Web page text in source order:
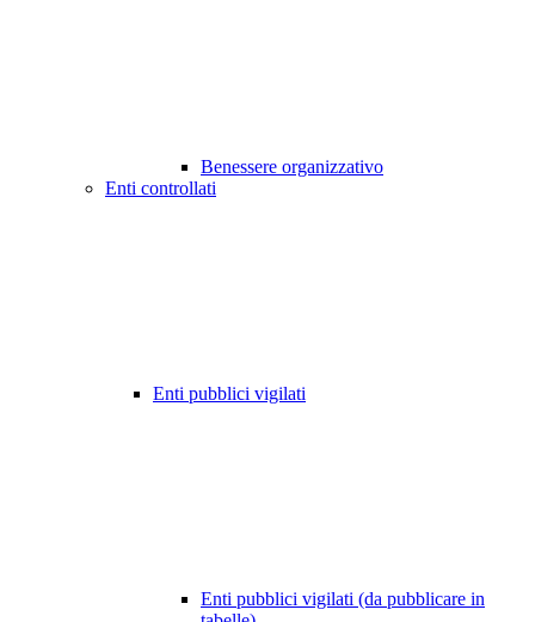
Benessere organizzativo
Enti controllati
Enti pubblici vigilati
Enti pubblici vigilati (da pubblicare in